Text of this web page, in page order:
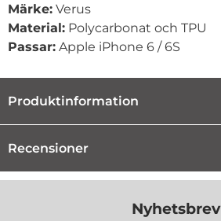
Märke: Verus
Material: Polycarbonat och TPU
Passar: Apple iPhone 6 / 6S
Produktinformation
Recensioner
Nyhetsbrev